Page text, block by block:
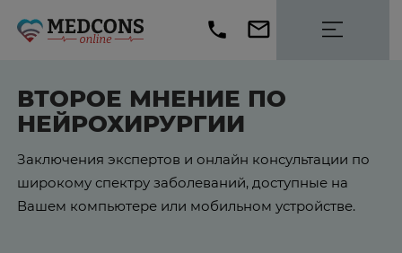
ВТОРОЕ МНЕНИЕ ПО
НЕЙРОХИРУРГИИ
Заключения экспертов и онлайн консультации по
широкому спектру заболеваний, доступные на
Вашем компьютере или мобильном устройстве.